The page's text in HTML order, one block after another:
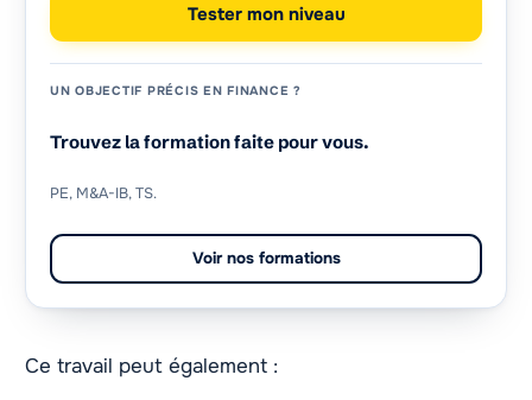
Tester mon niveau
UN OBJECTIF PRÉCIS EN FINANCE ?
Trouvez la formation faite pour vous.
PE, M&A-IB, TS.
Voir nos formations
Ce travail peut également :